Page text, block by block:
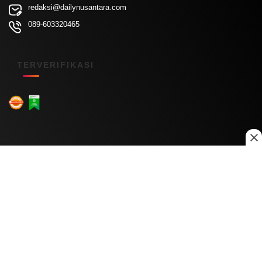
redaksi@dailynusantara.com
089-603320465
TERVERIFIKASI